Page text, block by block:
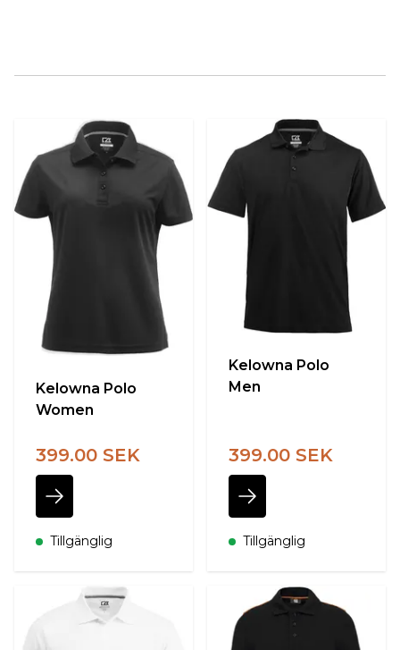
Kelowna Polo
Women
399.00 SEK
Tillgänglig
Kelowna Polo
Men
399.00 SEK
Tillgänglig